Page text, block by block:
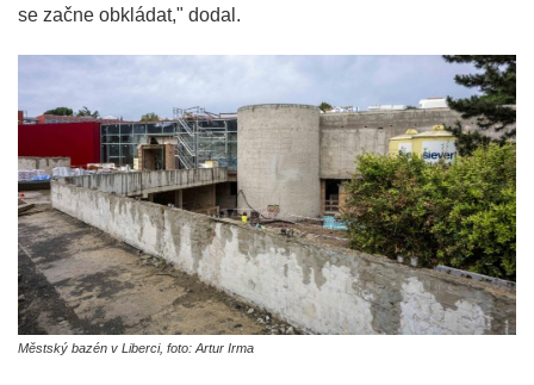
se začne obkládat," dodal.
Městský bazén v Liberci, foto: Artur Irma